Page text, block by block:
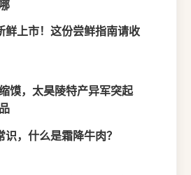
鲜上市！这份尝鲜指南请收
馍，太昊陵特产异军突起
识，什么是霜降牛肉？